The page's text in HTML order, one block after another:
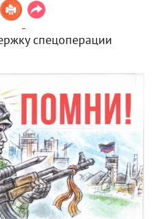
спецоперации